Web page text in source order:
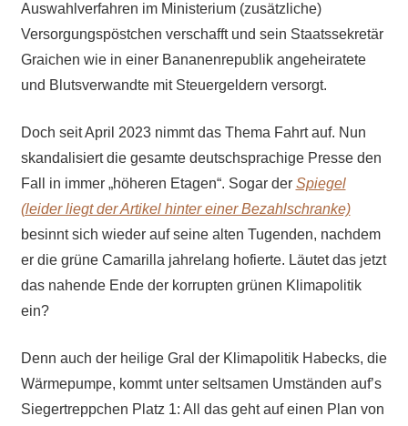
Auswahlverfahren im Ministerium (zusätzliche)
Versorgungspöstchen verschafft und sein Staatssekretär
Graichen wie in einer Bananenrepublik angeheiratete
und Blutsverwandte mit Steuergeldern versorgt.
Doch seit April 2023 nimmt das Thema Fahrt auf. Nun
skandalisiert die gesamte deutschsprachige Presse den
Fall in immer „höheren Etagen“. Sogar der Spiegel
(leider liegt der Artikel hinter einer Bezahlschranke)
besinnt sich wieder auf seine alten Tugenden, nachdem
er die grüne Camarilla jahrelang hofierte. Läutet das jetzt
das nahende Ende der korrupten grünen Klimapolitik
ein?
Denn auch der heilige Gral der Klimapolitik Habecks, die
Wärmepumpe, kommt unter seltsamen Umständen auf’s
Siegertreppchen Platz 1: All das geht auf einen Plan von